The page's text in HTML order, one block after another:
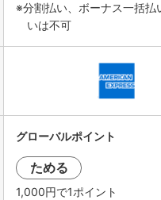
※分割払い、ボーナス一括払
いは不可
グローバルポイント
ためる
1,000円で1ポイント